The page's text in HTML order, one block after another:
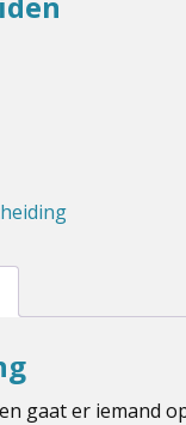
gaat er iemand